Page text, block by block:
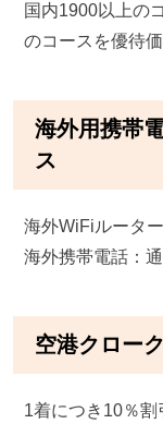
国内1900以上の
のコースを優待
海外用携帯
ス
海外WiFiルータ
海外携帯電話：
空港クロー
1着につき10％割